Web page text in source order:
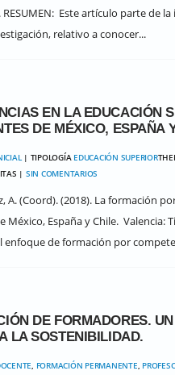
Este artículo parte de
relativo a conocer...
EN LA EDUCACIÓN
DE MÉXICO, ESPAÑA
| TIPOLOGÍA EDUCACIÓN SUPERIOR
| SIN COMENTARIOS
A. (Coord). (2018). La formación
España y Chile. Valencia:
de formación por
DE FORMADORES.
LA SOSTENIBILIDAD.
, FORMACIÓN PERMANENTE,